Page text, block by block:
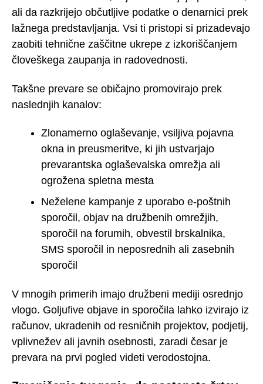
ali da razkrijejo občutljive podatke o denarnici prek
lažnega predstavljanja. Vsi ti pristopi si prizadevajo
zaobiti tehnične zaščitne ukrepe z izkoriščanjem
človeškega zaupanja in radovednosti.
Takšne prevare se običajno promovirajo prek
naslednjih kanalov:
Zlonamerno oglaševanje, vsiljiva pojavna
okna in preusmeritve, ki jih ustvarjajo
prevarantska oglaševalska omrežja ali
ogrožena spletna mesta
Neželene kampanje z uporabo e-poštnih
sporočil, objav na družbenih omrežjih,
sporočil na forumih, obvestil brskalnika,
SMS sporočil in neposrednih ali zasebnih
sporočil
V mnogih primerih imajo družbeni mediji osrednjo
vlogo. Goljufive objave in sporočila lahko izvirajo iz
računov, ukradenih od resničnih projektov, podjetij,
vplivnežev ali javnih osebnosti, zaradi česar je
prevara na prvi pogled videti verodostojna.